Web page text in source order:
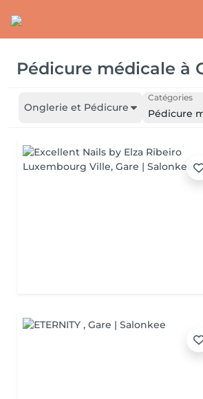
Pédicure médicale à
Onglerie et Pédicure
Catégories
Pédicure